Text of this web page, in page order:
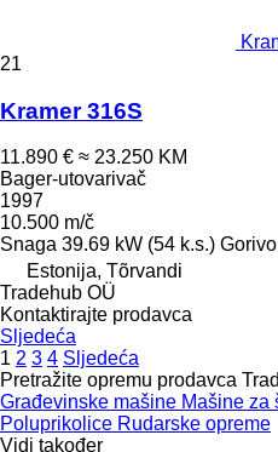
21
Kramer 316S
11.890 € ≈ 23.250 KM
Bager-utovarivač
1997
10.500 m/č
Snaga 39.69 kW (54 k.s.) Gorivo
Estonija, Tõrvandi
Tradehub OÜ
Kontaktirajte prodavca
Sljedeća
1 2 3 4 Sljedeća
Pretražite opremu prodavca
Građevinske mašine Mašine za
Poluprikolice Rudarske opreme
Vidi također